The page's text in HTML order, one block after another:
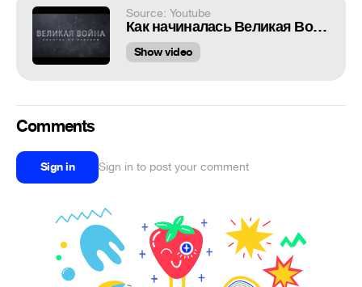
Source: Youtube
Как начиналась Великая Война. Фильмы о войне. Star Media
Show video
Comments
Sign in Sign in to post your comment